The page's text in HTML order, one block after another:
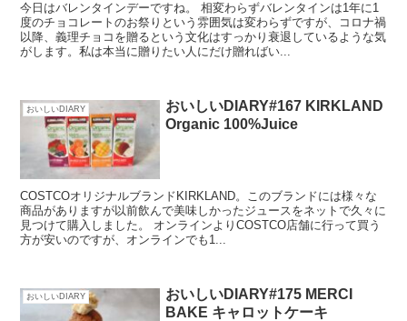
今日はバレンタインデーですね。 相変わらずバレンタインは1年に1
度のチョコレートのお祭りという雰囲気は変わらずですが、コロナ禍
以降、義理チョコを贈るという文化はすっかり衰退しているような気
がします。私は本当に贈りたい人にだけ贈ればい...
おいしいDIARY
おいしいDIARY#167 KIRKLAND
Organic 100%Juice
COSTCOオリジナルブランドKIRKLAND。このブランドには様々な
商品がありますが以前飲んで美味しかったジュースをネットで久々に
見つけて購入しました。 オンラインよりCOSTCO店舗に行って買う
方が安いのですが、オンラインでも1...
おいしいDIARY
おいしいDIARY#175 MERCI
BAKE キャロットケーキ